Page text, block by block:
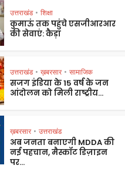
उत्तराखंड • शिक्षा
कुमाऊं तक पहुंचे एसजीआरआर
की सेवाएं: कैड़ा
उत्तराखंड • ख़बरसार • सामाजिक
सजग इंडिया के 15 वर्ष के जन
आंदोलन को मिली राष्ट्रीय...
ख़बरसार • उत्तराखंड
अब जनता बनाएगी MDDA की
नई पहचान, मैस्कॉट डिज़ाइन
पर...